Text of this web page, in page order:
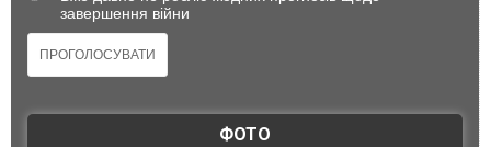
завершення війни
ФОТО